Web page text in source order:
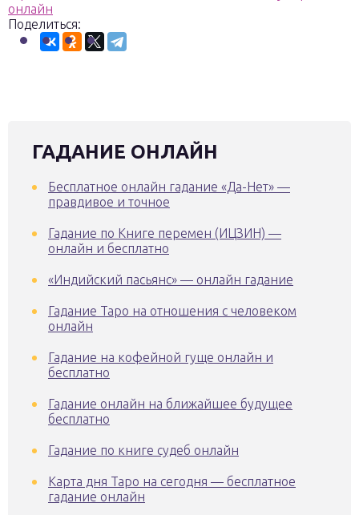
онлайн
Поделиться:
ГАДАНИЕ ОНЛАЙН
Бесплатное онлайн гадание «Да-Нет» —
правдивое и точное
Гадание по Книге перемен (ИЦЗИН) —
онлайн и бесплатно
«Индийский пасьянс» — онлайн гадание
Гадание Таро на отношения с человеком
онлайн
Гадание на кофейной гуще онлайн и
бесплатно
Гадание онлайн на ближайшее будущее
бесплатно
Гадание по книге судеб онлайн
Карта дня Таро на сегодня — бесплатное
гадание онлайн